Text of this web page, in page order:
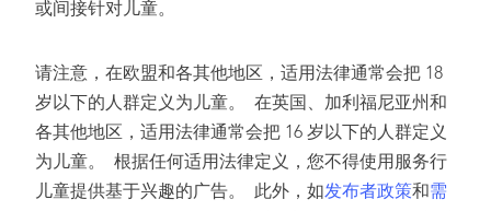
或间接针对儿童。
请注意，在欧盟和各其他地区，适用法律通常会把 18
岁以下的人群定义为儿童。 在英国、加利福尼亚州和
各其他地区，适用法律通常会把 16 岁以下的人群定义
为儿童。 根据任何适用法律定义，您不得使用服务行
儿童提供基于兴趣的广告。 此外，如发布者政策和需